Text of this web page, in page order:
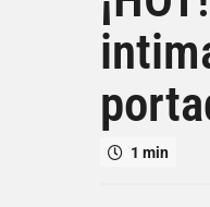
a
ñ
a
1 min